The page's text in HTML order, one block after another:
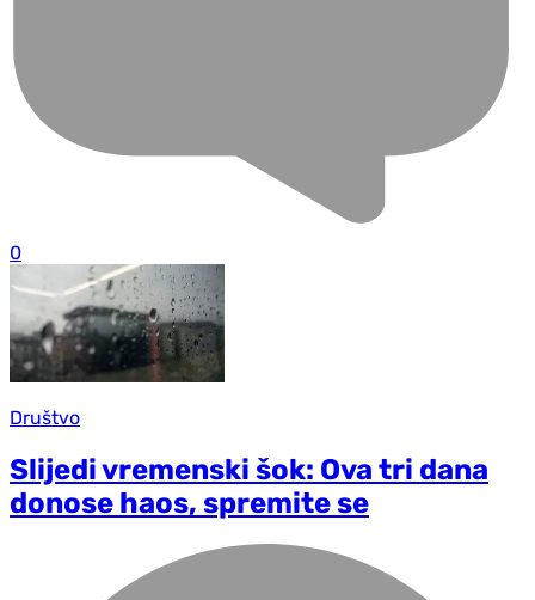
0
Društvo
Slijedi vremenski šok: Ova tri dana
donose haos, spremite se